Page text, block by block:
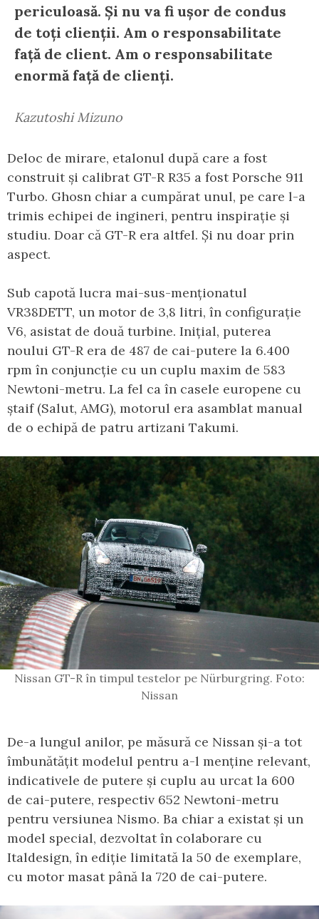
periculoasă. Și nu va fi ușor de condus
de toți clienții. Am o responsabilitate
față de client. Am o responsabilitate
enormă față de clienți.
Kazutoshi Mizuno
Deloc de mirare, etalonul după care a fost
construit și calibrat GT-R R35 a fost Porsche 911
Turbo. Ghosn chiar a cumpărat unul, pe care l-a
trimis echipei de ingineri, pentru inspirație și
studiu. Doar că GT-R era altfel. Și nu doar prin
aspect.
Sub capotă lucra mai-sus-menționatul
VR38DETT, un motor de 3,8 litri, în configurație
V6, asistat de două turbine. Inițial, puterea
noului GT-R era de 487 de cai-putere la 6.400
rpm în conjuncție cu un cuplu maxim de 583
Newtoni-metru. La fel ca în casele europene cu
ștaif (Salut, AMG), motorul era asamblat manual
de o echipă de patru artizani Takumi.
Nissan GT-R în timpul testelor pe Nürburgring. Foto:
Nissan
De-a lungul anilor, pe măsură ce Nissan și-a tot
îmbunătățit modelul pentru a-l menține relevant,
indicativele de putere și cuplu au urcat la 600
de cai-putere, respectiv 652 Newtoni-metru
pentru versiunea Nismo. Ba chiar a existat și un
model special, dezvoltat în colaborare cu
Italdesign, în ediție limitată la 50 de exemplare,
cu motor masat până la 720 de cai-putere.